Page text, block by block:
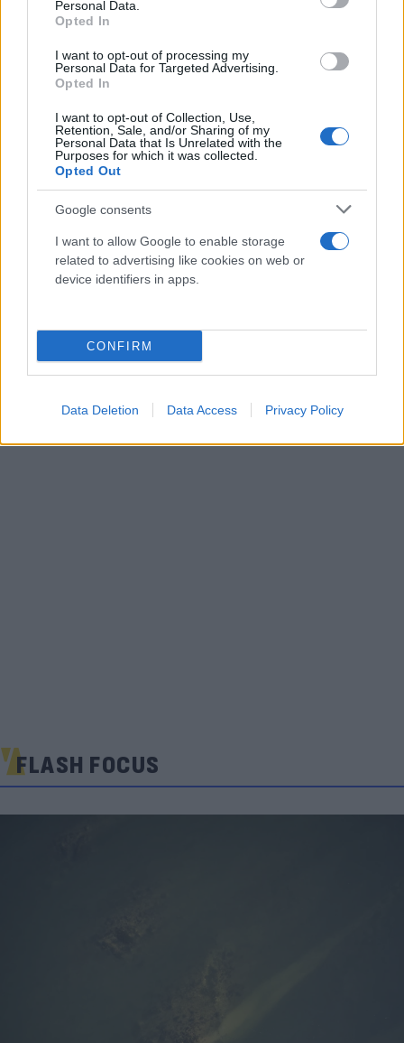
Personal Data.
Opted In
I want to opt-out of processing my
Personal Data for Targeted Advertising.
Opted In
I want to opt-out of Collection, Use,
Retention, Sale, and/or Sharing of my
Personal Data that Is Unrelated with the
Purposes for which it was collected.
Opted Out
Google consents
I want to allow Google to enable storage
related to advertising like cookies on web or
device identifiers in apps.
CONFIRM
Data Deletion Data Access Privacy Policy
κουταβιού που ζούσε με λύκους - Τι απαντά ο δρ
Ζωολογίας
06.08.2026
FLASH FOCUS